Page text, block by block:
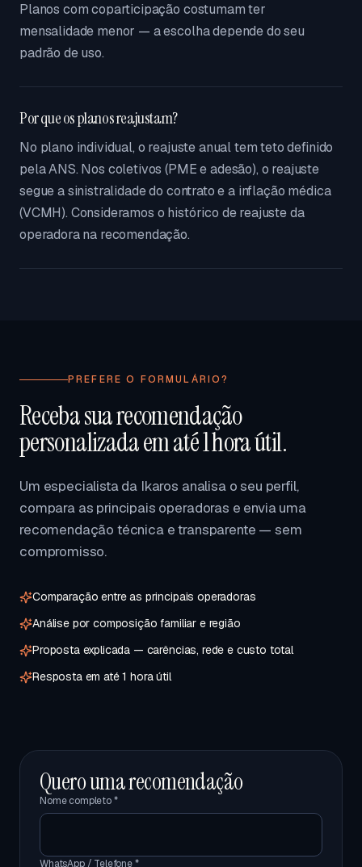
Planos com coparticipação costumam ter
mensalidade menor — a escolha depende do seu
padrão de uso.
Por que os planos reajustam?
No plano individual, o reajuste anual tem teto definido
pela ANS. Nos coletivos (PME e adesão), o reajuste
segue a sinistralidade do contrato e a inflação médica
(VCMH). Consideramos o histórico de reajuste da
operadora na recomendação.
PREFERE O FORMULÁRIO?
Receba sua recomendação
personalizada em até 1 hora útil.
Um especialista da Ikaros analisa o seu perfil,
compara as principais operadoras e envia uma
recomendação técnica e transparente — sem
compromisso.
Comparação entre as principais operadoras
Análise por composição familiar e região
Proposta explicada — carências, rede e custo total
Resposta em até 1 hora útil
Quero uma recomendação
Nome completo *
WhatsApp / Telefone *